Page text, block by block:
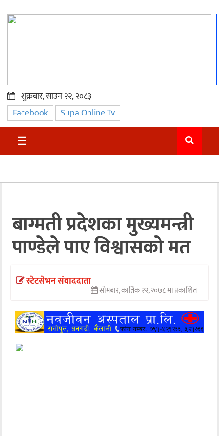
प्रमुख
समाचार
सुदुर
अन्तराष्ट्रिय
अन्तर्वार्ता
अर्थ
खेलकुद
अन्य
शुक्रबार, साउन २२, २०८३
Facebook Supa Online Tv
☰
बाग्मती प्रदेशका मुख्यमन्त्री
पाण्डेले पाए विश्वासको मत
स्टेटसेभन संवाददाता
सोमबार, कार्तिक २२, २०७८ मा प्रकाशित